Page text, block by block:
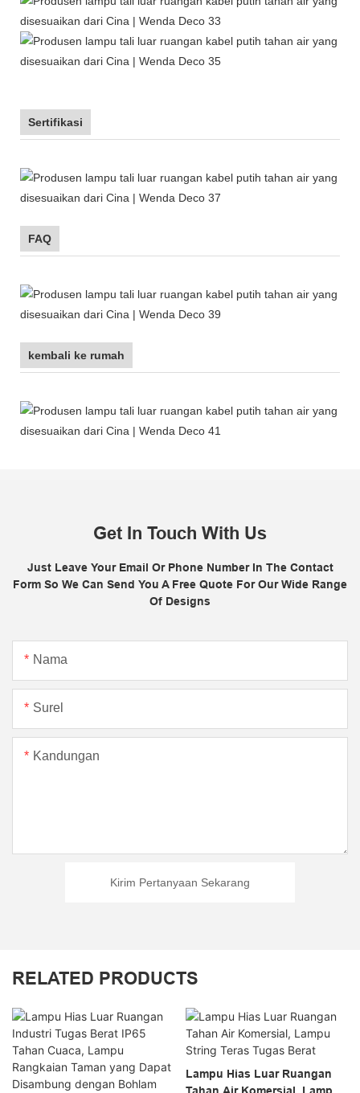
Sertifikasi
FAQ
kembali ke rumah
Get In Touch With Us
Just Leave Your Email Or Phone Number In The Contact
Form So We Can Send You A Free Quote For Our Wide Range
Of Designs
Nama
Surel
Kandungan
Kirim Pertanyaan Sekarang
RELATED PRODUCTS
Lampu Hias Luar Ruangan